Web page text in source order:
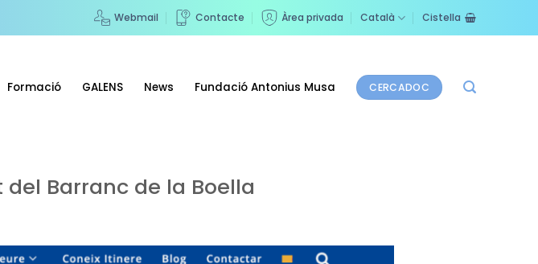
Webmail Contacte Àrea privada Català Cistella
Formació GALENS News Fundació Antonius Musa CERCADOC
Barranc de la Boella